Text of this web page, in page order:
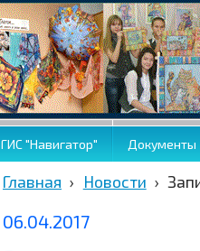
ГИС "Навигатор" Документы
Главная › Новости ›
06.04.2017